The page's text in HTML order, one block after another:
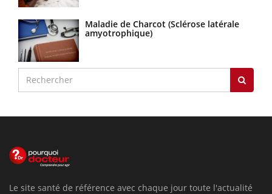
Maladie de Charcot (Sclérose latérale
amyotrophique)
Le site santé de référence avec chaque jour toute l'actualité